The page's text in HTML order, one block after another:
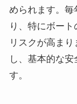
められます。毎
り、特にボー
リスクが高ま
し、基本的な
す。